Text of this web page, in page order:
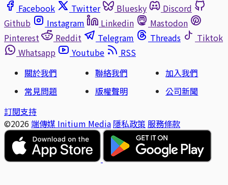
Facebook
Twitter Bluesky
Discord
Github
Instagram Linkedin
Mastodon
Pinterest
Reddit Telegram Threads
Tiktok
Whatsapp
Youtube
RSS
關於我們
聯絡我們
加入我們
常見問題
版權聲明
公司新聞
訂閱支持
©2026 端傳媒 Initium Media 隱私政策 服務條款